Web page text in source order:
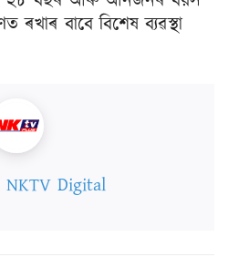
ৰখাৰ বাবে বিশেষ ব্যৱস্থা
NKTV Digital